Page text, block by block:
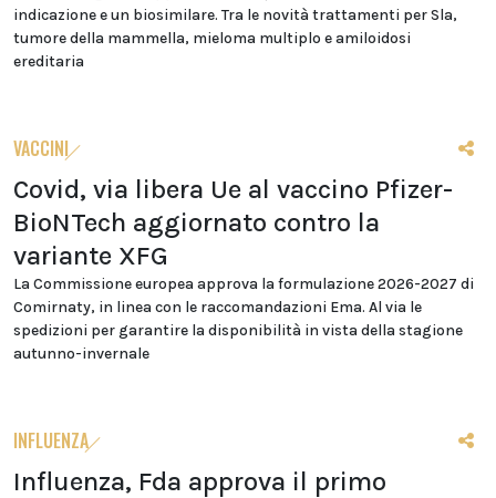
indicazione e un biosimilare. Tra le novità trattamenti per Sla,
tumore della mammella, mieloma multiplo e amiloidosi
ereditaria
VACCINI
Covid, via libera Ue al vaccino Pfizer-
BioNTech aggiornato contro la
variante XFG
La Commissione europea approva la formulazione 2026-2027 di
Comirnaty, in linea con le raccomandazioni Ema. Al via le
spedizioni per garantire la disponibilità in vista della stagione
autunno-invernale
INFLUENZA
Influenza, Fda approva il primo